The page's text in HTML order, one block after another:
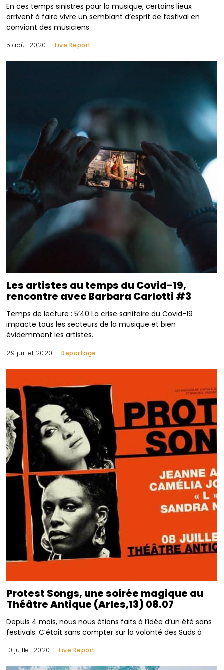
En ces temps sinistres pour la musique, certains lieux
arrivent à faire vivre un semblant d’esprit de festival en
conviant des musiciens
5 août 2020 Live Report
Les artistes au temps du Covid-19,
rencontre avec Barbara Carlotti #3
Temps de lecture : 5’40 La crise sanitaire du Covid-19
impacte tous les secteurs de la musique et bien
évidemment les artistes.
29 juillet 2020 Reportage
Protest Songs, une soirée magique au
Théâtre Antique (Arles,13) 08.07
Depuis 4 mois, nous nous étions faits à l’idée d’un été sans
festivals. C’était sans compter sur la volonté des Suds à
10 juillet 2020 Live Report